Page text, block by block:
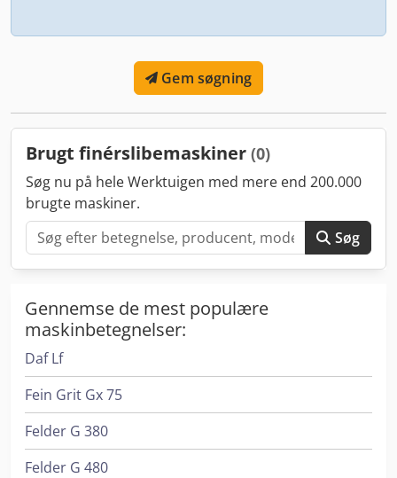
Gem søgning
Brugt finérslibemaskiner (0)
Søg nu på hele Werktuigen med mere end 200.000
brugte maskiner.
Søg
Gennemse de mest populære
maskinbetegnelser:
Daf Lf
Fein Grit Gx 75
Felder G 380
Felder G 480